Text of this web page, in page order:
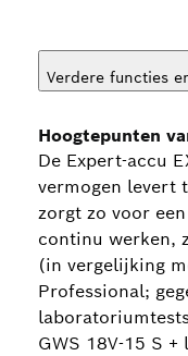
Verdere functies
Hoogtepunten
De Expert-accu
vermogen levert
zorgt zo voor
continu werken,
(in vergelijking
Professional;
GWS 18V-15 S